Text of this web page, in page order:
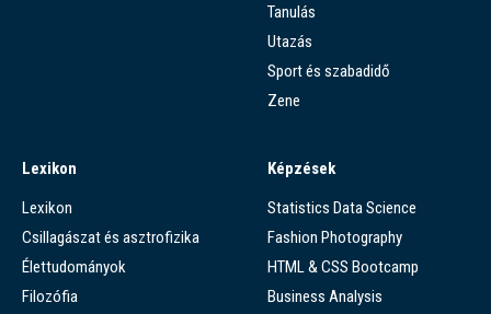
Tanulás
Utazás
Sport és szabadidő
Zene
Lexikon
Lexikon
Csillagászat és asztrofizika
Élettudományok
Filozófia
Képzések
Statistics Data Science
Fashion Photography
HTML & CSS Bootcamp
Business Analysis